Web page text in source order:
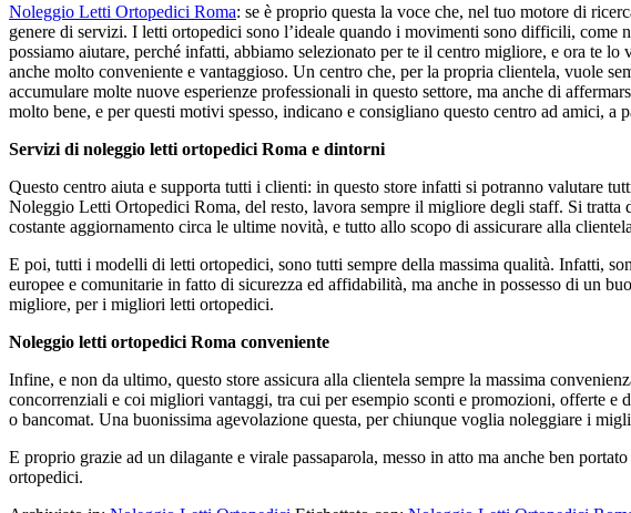
Noleggio Letti Ortopedici Roma: se è proprio questa la voce che, nel tuo motore di
genere di servizi. I letti ortopedici sono l’ideale quando i movimenti sono difficili, come
possiamo aiutare, perché infatti, abbiamo selezionato per te il centro migliore, e ora te
anche molto conveniente e vantaggioso. Un centro che, per la propria clientela, vuole
accumulare molte nuove esperienze professionali in questo settore, ma anche di
molto bene, e per questi motivi spesso, indicano e consigliano questo centro ad amici, a
Servizi di noleggio letti ortopedici Roma e dintorni
Questo centro aiuta e supporta tutti i clienti: in questo store infatti si potranno valutare
Noleggio Letti Ortopedici Roma, del resto, lavora sempre il migliore degli staff. Si tratta
costante aggiornamento circa le ultime novità, e tutto allo scopo di assicurare alla
E poi, tutti i modelli di letti ortopedici, sono tutti sempre della massima qualità. Infatti,
europee e comunitarie in fatto di sicurezza ed affidabilità, ma anche in possesso di un
migliore, per i migliori letti ortopedici.
Noleggio letti ortopedici Roma conveniente
Infine, e non da ultimo, questo store assicura alla clientela sempre la massima
concorrenziali e coi migliori vantaggi, tra cui per esempio sconti e promozioni, offerte e
o bancomat. Una buonissima agevolazione questa, per chiunque voglia noleggiare i
E proprio grazie ad un dilagante e virale passaparola, messo in atto ma anche ben
ortopedici.